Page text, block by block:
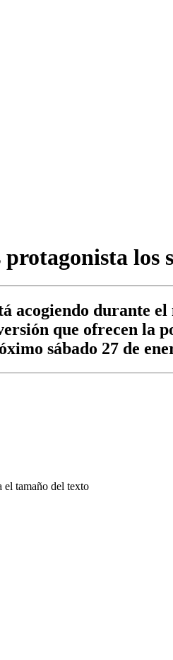
protagonista
acogiendo durante
que ofrecen la
sábado 27 de